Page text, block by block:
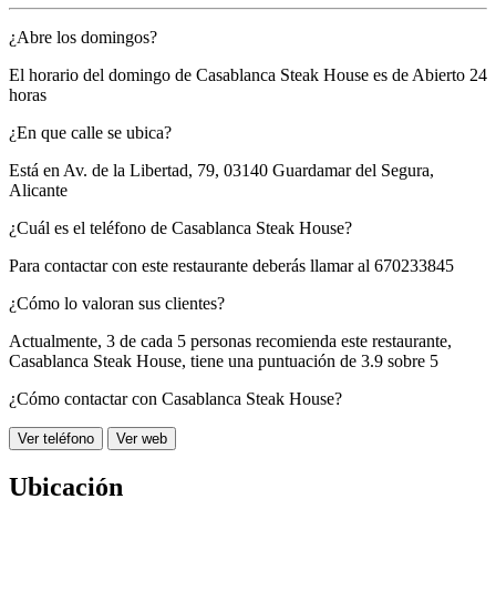
¿Abre los domingos?
El horario del domingo de Casablanca Steak House es de Abierto 24
horas
¿En que calle se ubica?
Está enAv. de la Libertad, 79, 03140 Guardamar del Segura,
Alicante
¿Cuál es el teléfono de Casablanca Steak House?
Para contactar con este restaurante deberás llamar al 670233845
¿Cómo lo valoran sus clientes?
Actualmente, 3 de cada 5 personas recomienda este restaurante,
Casablanca Steak House, tiene una puntuación de 3.9 sobre 5
¿Cómo contactar con Casablanca Steak House?
Ver teléfono Ver web
Ubicación